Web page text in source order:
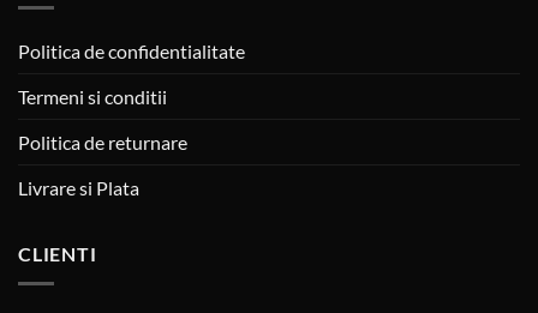
Politica de confidentialitate
Termeni si conditii
Politica de returnare
Livrare si Plata
CLIENTI